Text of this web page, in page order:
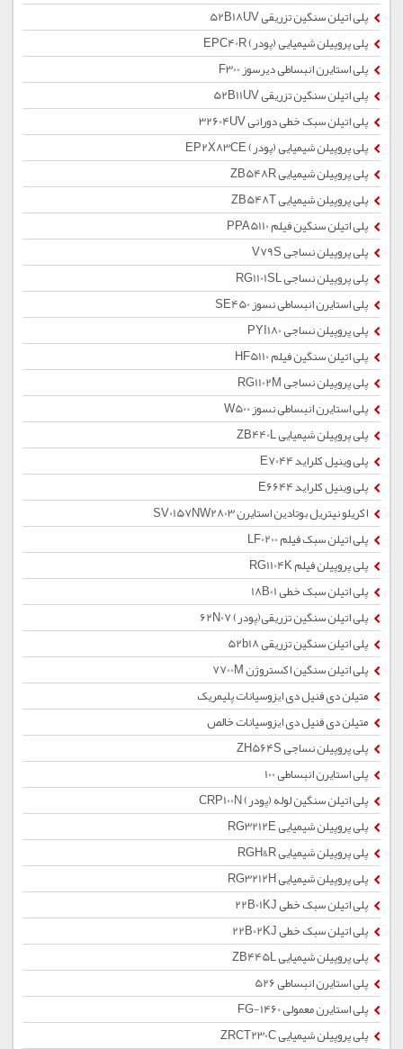
پلی اتیلن سنگین تزریقی 52B18UV
پلی پروپیلن شیمیایی (پودر) EPC40R
پلی استایرن انبساطی دیرسوز F300
پلی اتیلن سنگین تزریقی 52B11UV
پلی اتیلن سبک خطی دورانی 32604UV
پلی پروپیلن شیمیایی (پودر) EP2X83CE
پلی پروپیلن شیمیایی ZB548R
پلی پروپیلن شیمیایی ZB548T
پلی اتیلن سنگین فیلم PPA5110
پلی پروپیلن نساجی V79S
پلی پروپیلن نساجی RG1101SL
پلی استایرن انبساطی نسوز SE450
پلی پروپیلن نساجی PYI180
پلی اتیلن سنگین فیلم HF5110
پلی پروپیلن نساجی RG1102M
پلی استایرن انبساطی نسوز W500
پلی پروپیلن شیمیایی ZB440L
پلی وینیل کلراید E7044
پلی وینیل کلراید E6644
اکریلو نیتریل بوتادین استایرن SV0157NW2803
پلی اتیلن سبک فیلم LF0200
پلی پروپیلن فیلم RG1104K
پلی اتیلن سبک خطی 18B01
پلی اتیلن سنگین تزریقی(پودر) 62N07
پلی اتیلن سنگین تزریقی 52b18
پلی اتیلن سنگین اکستروژن 7700M
متیلن دی فنیل دی ایزوسیانات پلیمریک
متیلن دی فنیل دی ایزوسیانات خالص
پلی پروپیلن نساجی ZH564S
پلی استایرن انبساطی 100
پلی اتیلن سنگین لوله (پودر) CRP100N
پلی پروپیلن شیمیایی RG3212E
پلی پروپیلن شیمیایی RGH&R
پلی پروپیلن شیمیایی RG3212H
پلی اتیلن سبک خطی 22B01KJ
پلی اتیلن سبک خطی 22B02KJ
پلی پروپیلن شیمیایی ZB445L
پلی استایرن انبساطی 526
پلی استایرن معمولی 1460-FG
پلی پروپیلن شیمیایی ZRCT230C